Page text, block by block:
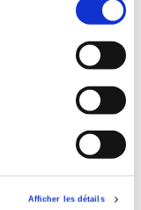
Afficher les détails
Economie